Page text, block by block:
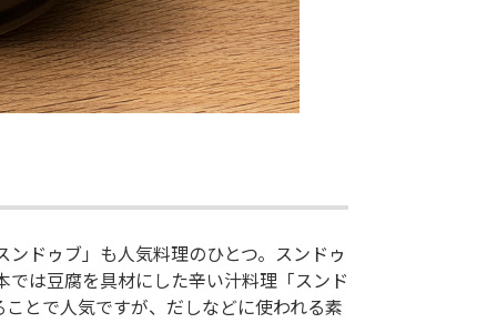
ドゥブ」も人気料理のひとつ。スンドゥ
は豆腐を具材にした辛い汁料理「スンド
とで人気ですが、だしなどに使われる素